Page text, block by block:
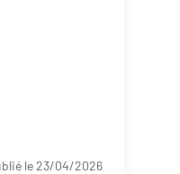
le 23/04/2026